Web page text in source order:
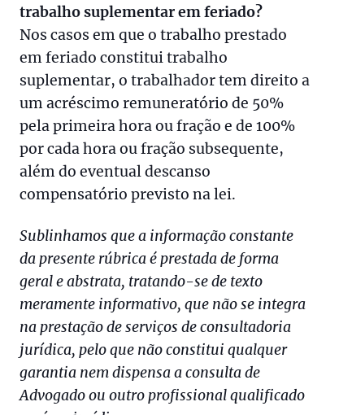
trabalho suplementar em feriado?
Nos casos em que o trabalho prestado
em feriado constitui trabalho
suplementar, o trabalhador tem direito a
um acréscimo remuneratório de 50%
pela primeira hora ou fração e de 100%
por cada hora ou fração subsequente,
além do eventual descanso
compensatório previsto na lei.
Sublinhamos que a informação constante
da presente rúbrica é prestada de forma
geral e abstrata, tratando-se de texto
meramente informativo, que não se integra
na prestação de serviços de consultadoria
jurídica, pelo que não constitui qualquer
garantia nem dispensa a consulta de
Advogado ou outro profissional qualificado